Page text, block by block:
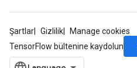
Şartlar Gizlilik
Manage cookies
TensorFlow bültenine kaydolun